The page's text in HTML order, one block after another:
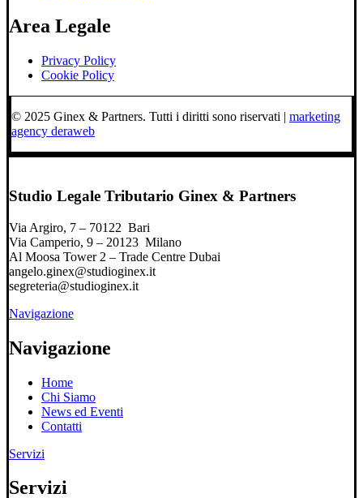
Area Legale
Privacy Policy
Cookie Policy
© 2025 Ginex & Partners. Tutti i diritti sono riservati | marketing
agency deraweb
Studio Legale Tributario Ginex & Partners
Via Argiro, 7 – 70122 Bari
Via Camperio, 9 – 20123 Milano
Al Moosa Tower 2 – Trade Centre Dubai
angelo.ginex@studioginex.it
segreteria@studioginex.it
Navigazione
Navigazione
Home
Chi Siamo
News ed Eventi
Contatti
Servizi
Servizi